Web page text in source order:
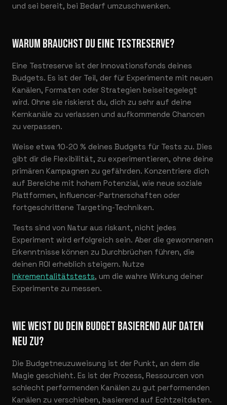
und sei bereit, bei Bedarf umzuschwenken.
WARUM BRAUCHST DU EINE TESTRESERVE?
Eine Testreserve ist der Innovationsfonds deines
Budgets. Es ist der Teil, der für Experimente mit neuen
Kanälen, Formaten oder Strategien beiseitegelegt
wird. Ohne sie riskierst du, dich zu sehr auf deine
Kernkanäle zu verlassen und aufkommende Chancen
zu verpassen.
Weise etwa 10-20 % deines Budgets für Tests zu. Dies
gibt dir die Flexibilität, zu experimentieren, ohne deine
primären Kampagnen zu gefährden. Konzentriere dich
auf Bereiche mit hohem Potenzial, wie neue soziale
Plattformen, Influencer-Partnerschaften oder
fortgeschrittene Targeting-Techniken.
Tests sind von Natur aus riskant, nicht jedes
Experiment wird erfolgreich sein. Aber die gewonnenen
Erkenntnisse können zu Durchbrüchen führen, die
deinen ROI erheblich steigern. Nutze
Inkrementalitätstests, um die wahre Wirkung deiner
Experimente zu messen.
WIE WEIST DU DEIN BUDGET BASIEREND AUF DATEN
NEU ZU?
Die Budgetneuzuweisung ist der Punkt, an dem die
Magie geschieht. Es ist der Prozess, Ressourcen von
schlecht performenden Kanälen zu gut performenden
Kanälen zu verschieben, basierend auf Echtzeitdaten.